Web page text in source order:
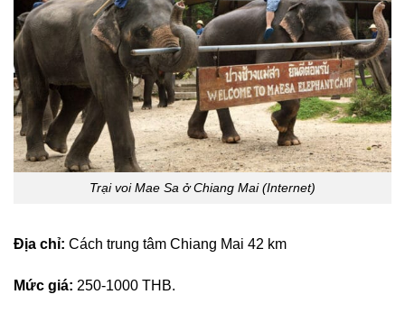
Trại voi Mae Sa ở Chiang Mai (Internet)
Địa chỉ: Cách trung tâm Chiang Mai 42 km
Mức giá: 250-1000 THB.